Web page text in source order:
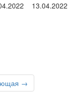
13.04.2022
→